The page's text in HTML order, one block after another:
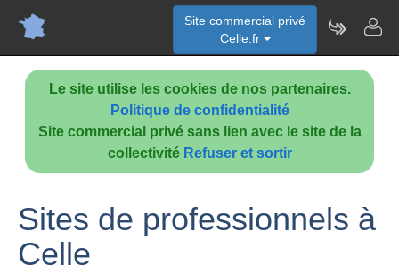
Le site utilise les cookies de nos partenaires.
Politique de confidentialité
Site commercial privé sans lien avec le site de la
collectivité Refuser et sortir
Site commercial privé
Celle.fr
Sites de professionnels à
Celle